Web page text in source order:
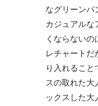
なグリーンパ
カジュアルな
くならないの
レチャートだ
り入れるこ
スの取れた大
ックスした大